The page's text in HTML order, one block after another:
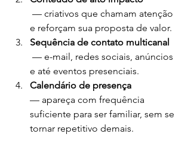
— criativos que chamam atenção
e reforçam sua proposta de valor.
Sequência de contato multicanal
— e-mail, redes sociais, anúncios
e até eventos presenciais.
Calendário de presença
— apareça com frequência
suficiente para ser familiar, sem se
tornar repetitivo demais.